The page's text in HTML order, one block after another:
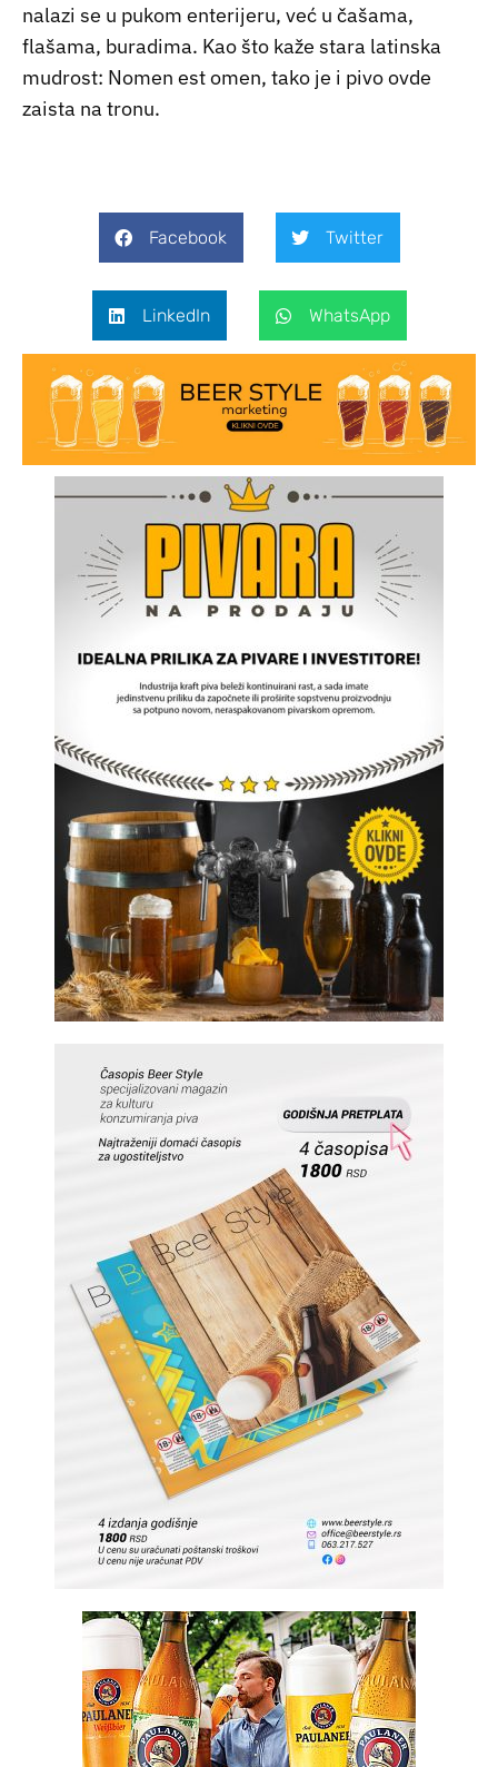
nalazi se u pukom enterijeru, već u čašama,
flašama, buradima. Kao što kaže stara latinska
mudrost: Nomen est omen, tako je i pivo ovde
zaista na tronu.
Facebook Twitter
LinkedIn WhatsApp